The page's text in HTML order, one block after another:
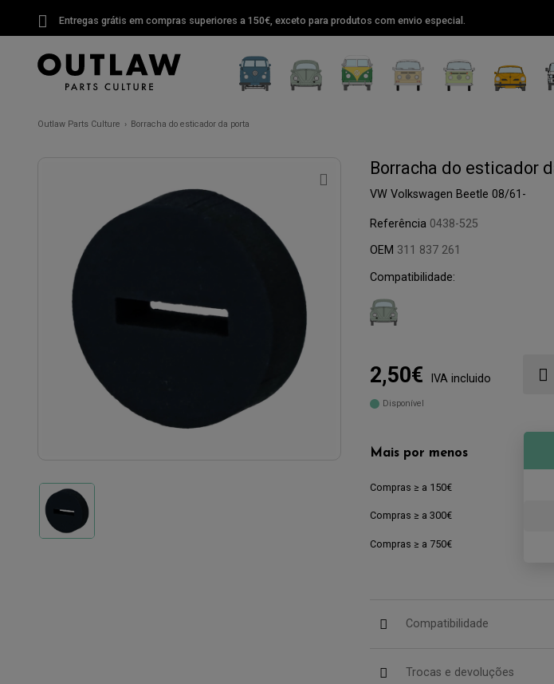
Entregas grátis em compras superiores a 150€, exceto para produtos com envio especial.
Outlaw Parts Culture Borracha do esticador da porta
Borracha do esticador
VW Volkswagen Beetle 08/61-
Referência 0438-525
OEM 311 837 261
Compatibilidade:
2,50€ IVA incluido
Disponível
Mais por menos
Compras ≥ a 150€
Compras ≥ a 300€
Compras ≥ a 750€
Compatibilidade
Trocas e devoluções